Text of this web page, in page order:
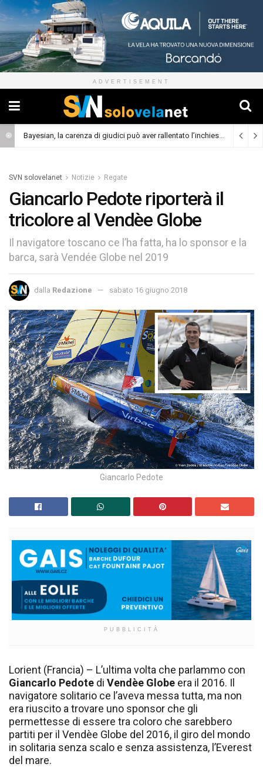
ADVERTISEMENT
Bayesian, la carenza di giudici può aver rallentato l’inchiesta (Cronaca)
SVN solovelanet Notizie Regate
Giancarlo Pedote riporterà il
tricolore al Vendèe Globe
Il navigatore toscano ce l’ha fatta, ha lo sponsor e la
barca, sarà Vendée Globe nel 2019
dalla Redazione sabato 16 giugno 2018
Giancarlo Pedote
PUBBLICITÀ
Lorient (Francia) – L’ultima volta che parlammo con
Giancarlo Pedote di Vendèe Globe era il 2016. Il
navigatore solitario ce l’aveva messa tutta, ma non
era riuscito a trovare uno sponsor che gli
permettesse di essere tra coloro che sarebbero
partiti per il Vendèe Globe del 2016, il giro del mondo
in solitaria senza scalo e senza assistenza, l’Everest
del mare.